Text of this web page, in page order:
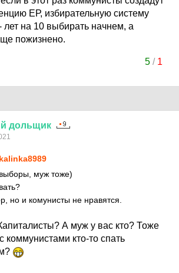
ЕР, избирательную систему
на 10 выбирать начнем, а
пожизнено.
5/ 1
дольщик
kalinka8989
муж тоже)
но и комунисты не нравятся.
А муж у вас кто? Тоже
коммунистами кто-то спать